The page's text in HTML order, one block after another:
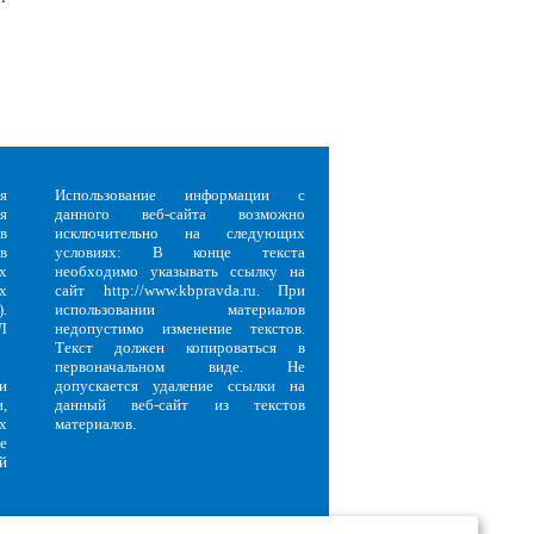
Использование информации с
данного веб-сайта возможно
исключительно на следующих
условиях: В конце текста
необходимо указывать ссылку на
сайт http://www.kbpravda.ru. При
использовании материалов
недопустимо изменение текстов.
Текст должен копироваться в
первоначальном виде. Не
допускается удаление ссылки на
данный веб-сайт из текстов
материалов.